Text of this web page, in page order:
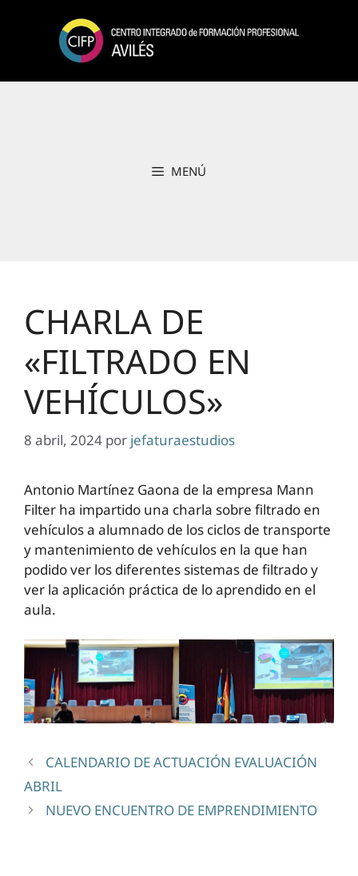
contenido
MENÚ
CHARLA DE
«FILTRADO EN
VEHÍCULOS»
8 abril, 2024 por jefaturaestudios
Antonio Martínez Gaona de la empresa Mann
Filter ha impartido una charla sobre filtrado en
vehículos a alumnado de los ciclos de transporte
y mantenimiento de vehículos en la que han
podido ver los diferentes sistemas de filtrado y
ver la aplicación práctica de lo aprendido en el
aula.
CALENDARIO DE ACTUACIÓN EVALUACIÓN
ABRIL
NUEVO ENCUENTRO DE EMPRENDIMIENTO